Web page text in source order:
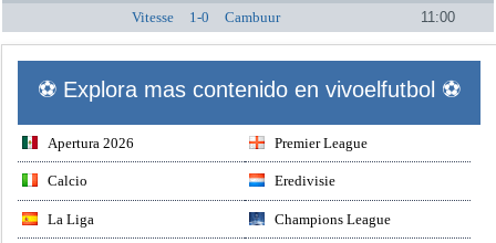
Vitesse
1-0 Cambuur 11:00
⚽ Explora mas contenido en vivoelfutbol ⚽
Apertura 2026 Premier League
Calcio Eredivisie
La Liga Champions League